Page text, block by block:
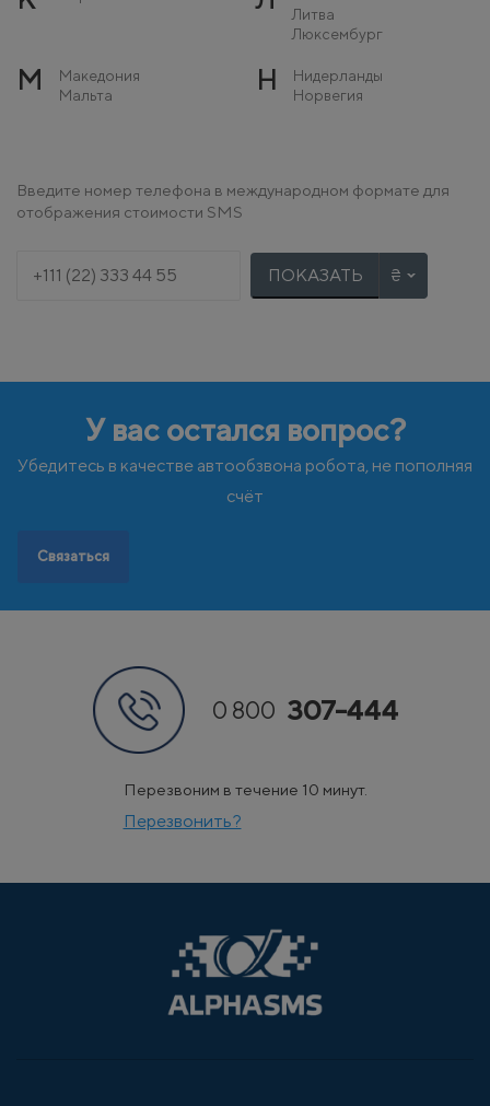
Литва
Люксембург
М
Македония
Мальта
Н
Нидерланды
Норвегия
О П
Португалия
Словакия
Словения
Черногория
Ш
Швейцария
Швеция
Введите номер телефона в международном формате для
отображения стоимости SMS
ПОКАЗАТЬ
У вас остался вопрос?
Убедитесь в качестве автообзвона робота, не пополняя
счёт
Связаться
0 800 307-444
Перезвоним в течение 10 минут.
Перезвонить?